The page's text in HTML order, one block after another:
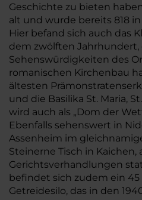
Geschichte zu bieten
alt und wurde bereits 818
Hier befand sich auch das
dem zwölften Jahrhundert,
Sehenswürdigkeiten des
romanischen Kirchenbau
ältesten
und die Basilika St. Maria,
wird auch als „Dom der
Ebenfalls sehenswert in
Assenheim im
Steinerne Tisch in Kaichen,
Gerichtsverhandlungen
befindet sich zudem ein 45
Getreidesilo, das in den